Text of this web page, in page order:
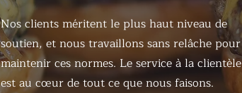
Nos clients méritent le plus haut niveau de
soutien, et nous travaillons sans relâche pour
maintenir ces normes. Le service à la clientèle
est au cœur de tout ce que nous faisons.